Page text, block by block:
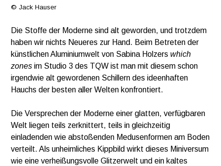
© Jack Hauser
Die Stoffe der Moderne sind alt geworden, und trotzdem
haben wir nichts Neueres zur Hand. Beim Betreten der
künstlichen Aluminiumwelt von Sabina Holzerswhich
zones im Studio 3 des TQW ist man mit diesem schon
irgendwie alt gewordenen Schillern des ideenhaften
Hauchs der besten aller Welten konfrontiert.
Die Versprechen der Moderne einer glatten, verfügbaren
Welt liegen teils zerknittert, teils in gleichzeitig
einladenden wie abstoßenden Medusenformen am Boden
verteilt. Als unheimliches Kippbild wirkt dieses Miniversum
wie eine verheißungsvolle Glitzerwelt und ein kaltes